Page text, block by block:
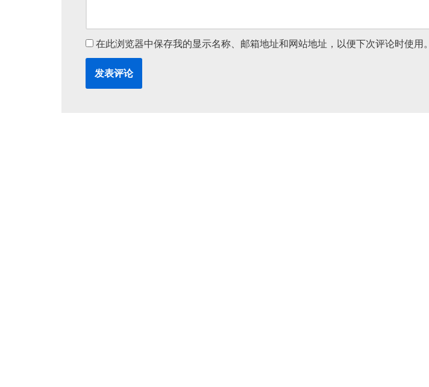
在此浏览器中保存我的显示名称、邮箱地址和网站地址，以便下次评论时使用。